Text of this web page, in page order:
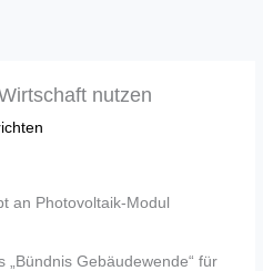
nutzen
an Photovoltaik-Modul
„Bündnis Gebäudewende“ für